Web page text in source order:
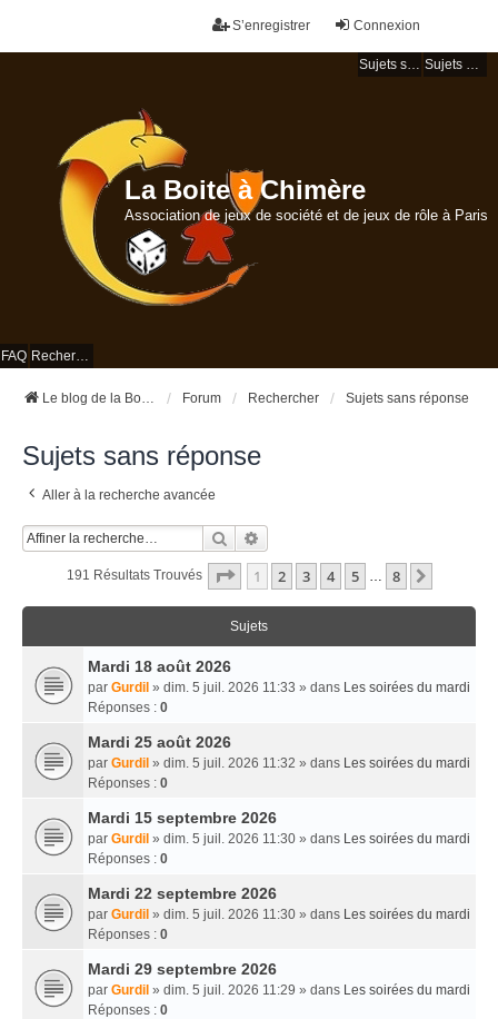
Connexion
S’enregistrer
Sujets sans réponse Sujets actifs
La Boite à Chimère
Association de jeux de société et de jeux de rôle à Paris
FAQ Rechercher
Le blog de la Boite à Chimère Forum Rechercher Sujets sans réponse
Sujets sans réponse
Aller à la recherche avancée
Rechercher
191 Résultats Trouvés Page 1Sur8
1 2 3 4 5 … 8
Sujets
Mardi 18 août 2026
par Gurdil » dim. 5 juil. 2026 11:33 » dans Les soirées du mardi
Réponses : 0
Mardi 25 août 2026
par Gurdil » dim. 5 juil. 2026 11:32 » dans Les soirées du mardi
Réponses : 0
Mardi 15 septembre 2026
par Gurdil » dim. 5 juil. 2026 11:30 » dans Les soirées du mardi
Réponses : 0
Mardi 22 septembre 2026
par Gurdil » dim. 5 juil. 2026 11:30 » dans Les soirées du mardi
Réponses : 0
Mardi 29 septembre 2026
par Gurdil » dim. 5 juil. 2026 11:29 » dans Les soirées du mardi
Réponses : 0